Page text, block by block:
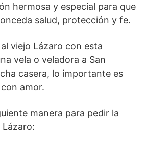
hermosa y especial para que
salud, protección y fe.
viejo Lázaro con esta
vela o veladora a San
casera, lo importante es
amor.
manera para pedir la
Lázaro: